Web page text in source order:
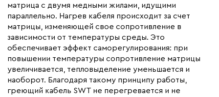
Область применения
Архитектурный обогрев,
Промышленный обогрев
Максимальная температура(C)
Тип кабеля саморегулирующийся
Коллекция SWT
Бренд
Материал Фторполимер
матрица с двумя медными жилами, идущими
параллельно. Нагрев кабеля происходит за счет
матрицы, изменяющей свое сопротивление в
зависимости от температуры среды. Это
обеспечивает эффект саморегулирования: при
повышении температуры сопротивление матрицы
увеличивается, тепловыделение уменьшается и
наоборот. Благодаря такому принципу работы,
греющий кабель SWT не перегревается и не